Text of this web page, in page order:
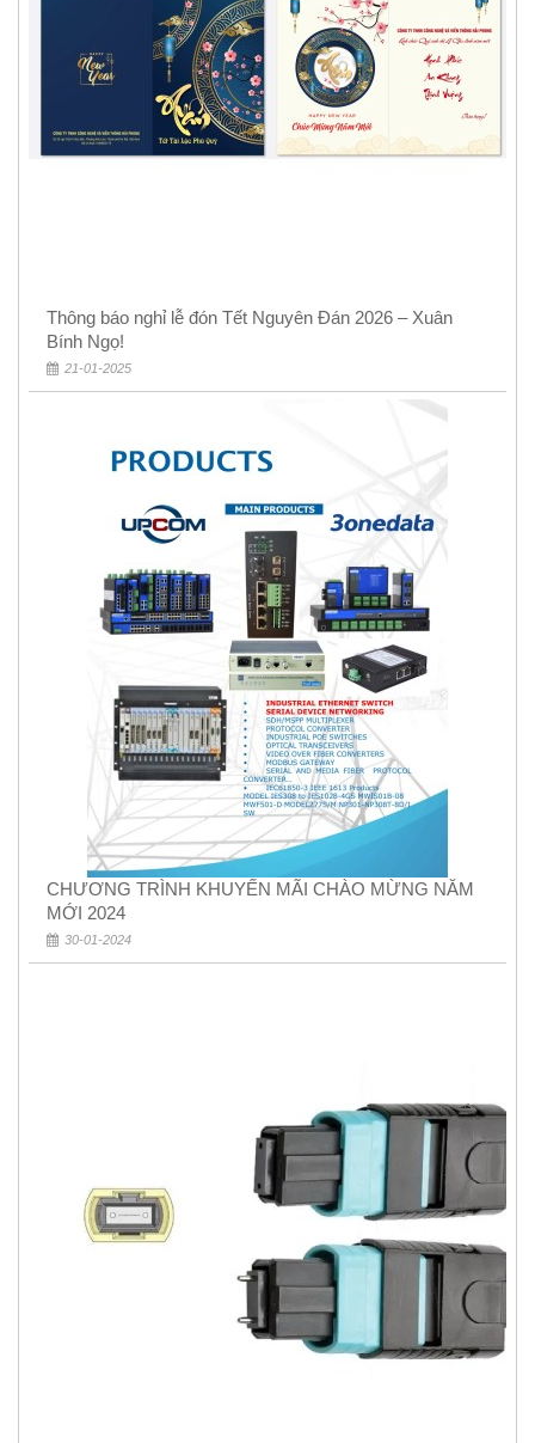
Thông báo nghỉ lễ đón Tết Nguyên Đán 2026 – Xuân
Bính Ngọ!
21-01-2025
CHƯƠNG TRÌNH KHUYẾN MÃI CHÀO MỪNG NĂM
MỚI 2024
30-01-2024